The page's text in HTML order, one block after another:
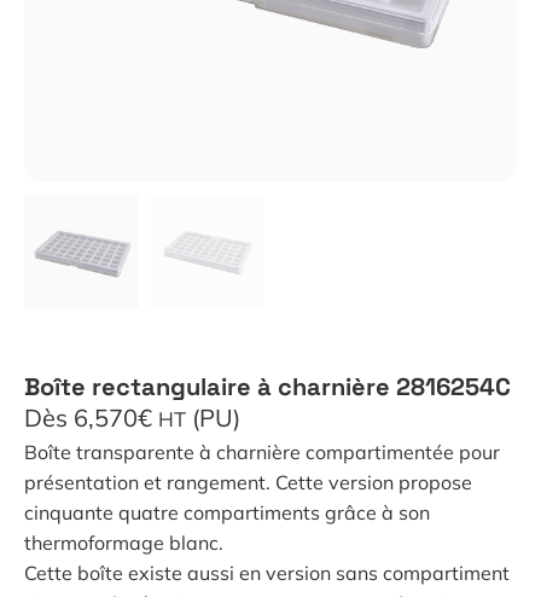
Boîte rectangulaire à charnière 2816254C
Dès 6,570€ HT (PU)
Boîte transparente à charnière compartimentée pour
présentation et rangement. Cette version propose
cinquante quatre compartiments grâce à son
thermoformage blanc.
Cette boîte existe aussi en version sans compartiment